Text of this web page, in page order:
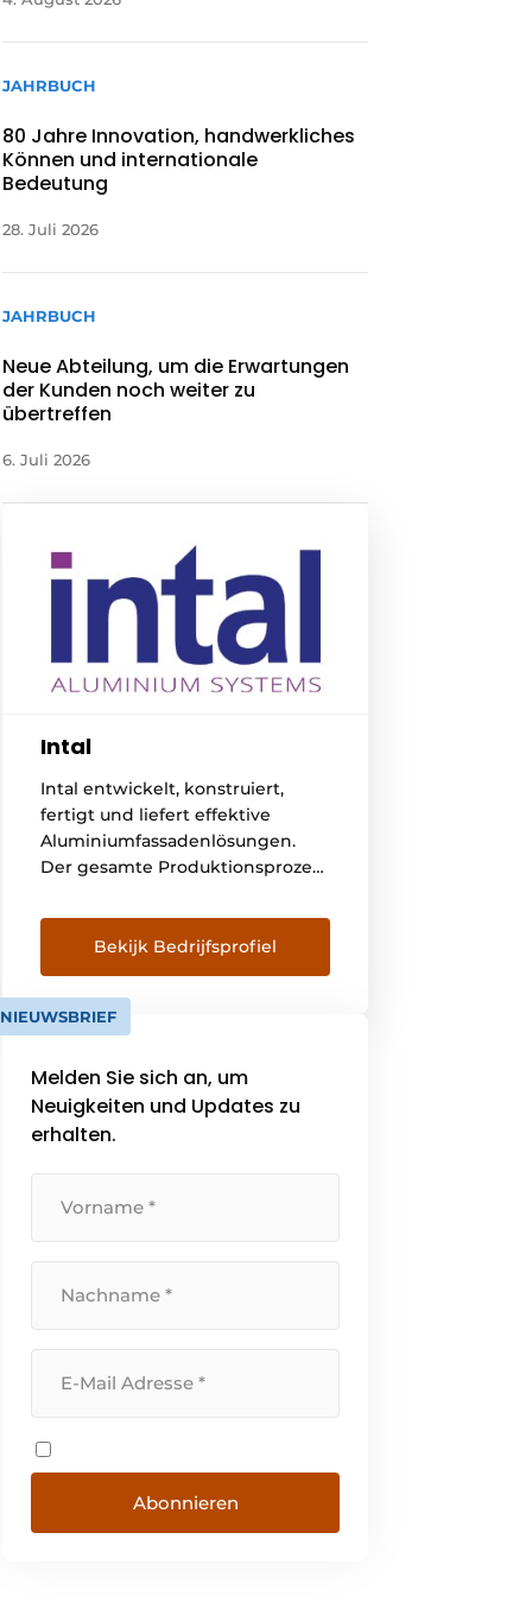
JAHRBUCH
80 Jahre Innovation, handwerkliches
Können und internationale
Bedeutung
28. Juli 2026
JAHRBUCH
Neue Abteilung, um die Erwartungen
der Kunden noch weiter zu
übertreffen
6. Juli 2026
Intal
Intal entwickelt, konstruiert,
fertigt und liefert effektive
Aluminiumfassadenlösungen.
Der gesamte Produktionsprozess
Wir beherrschen jeden Schritt
des Prozesses und das macht
uns einzigartig. Intal ist ein
Spezialist für Aluminiumfenster
und -fassaden. Unsere Stärke
eigenen Arbeitsweise und in der
Verbindung, die wir [...]
Bekijk Bedrijfsprofiel
NIEUWSBRIEF
Melden Sie sich an, um
Neuigkeiten und Updates zu
erhalten.